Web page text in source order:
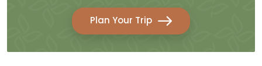
Plan Your Trip